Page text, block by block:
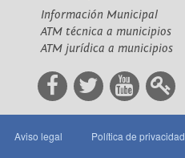
Información Municipal
ATM técnica a municipios
ATM jurídica a municipios
Aviso legal Política de privacidad